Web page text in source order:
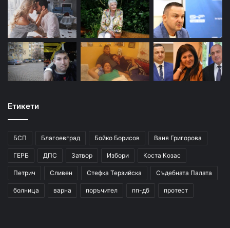
Етикети
БСП Благоевград Бойко Борисов Ваня Григорова
ГЕРБ ДПС Затвор Избори Коста Козас
Петрич Сливен Стефка Терзийска Съдебната Палата
болница варна поръчител пп-дб протест